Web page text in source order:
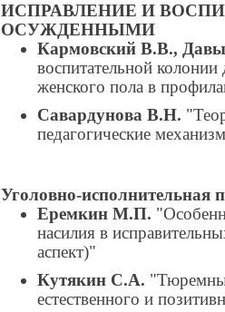
ИСПРАВЛЕНИЕ И
ОСУЖДЕННЫМИ
Кармовский В.В.,
воспитательной
женского пола в
Савардунова В.Н.
педагогические
Уголовно-исполнительная
Еремкин М.П.
насилия в
аспект)"
Кутякин С.А.
естественного и